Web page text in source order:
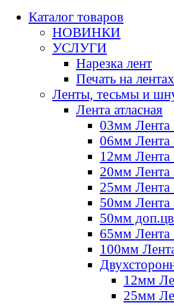
Каталог товаров
НОВИНКИ
УСЛУГИ
Нарезка лент
Печать на лентах
Ленты, тесьмы и
Лента атласная
03мм Лента
06мм Лента
12мм Лента
20мм Лента
25мм Лента
50мм Лента
50мм
65мм Лента
100мм
12мм
25мм